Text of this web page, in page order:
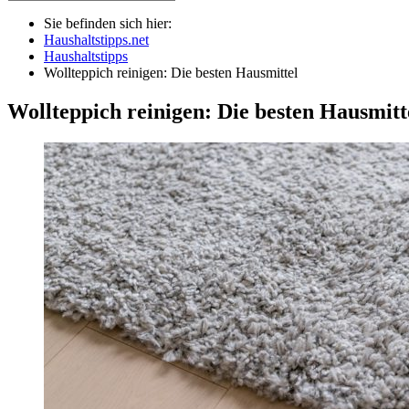
Sie befinden sich hier:
Haushaltstipps.net
Haushaltstipps
Wollteppich reinigen: Die besten Hausmittel
Wollteppich reinigen: Die besten